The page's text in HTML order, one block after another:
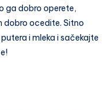
ga dobro operete,
dobro ocedite. Sitno
i mleka i sačekajte